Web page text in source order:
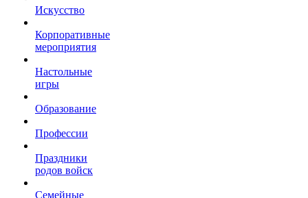
Искусство
Корпоративные
мероприятия
Настольные
игры
Образование
Профессии
Праздники
родов войск
Семейные